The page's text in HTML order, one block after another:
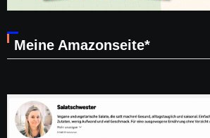
Meine Amazonseite*